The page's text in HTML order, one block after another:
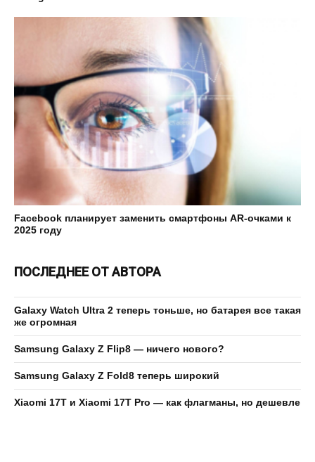
Facebook планирует заменить смартфоны AR-очками к
2025 году
ПОСЛЕДНЕЕ ОТ АВТОРА
Galaxy Watch Ultra 2 теперь тоньше, но батарея все такая
же огромная
Samsung Galaxy Z Flip8 — ничего нового?
Samsung Galaxy Z Fold8 теперь широкий
Xiaomi 17T и Xiaomi 17T Pro — как флагманы, но дешевле